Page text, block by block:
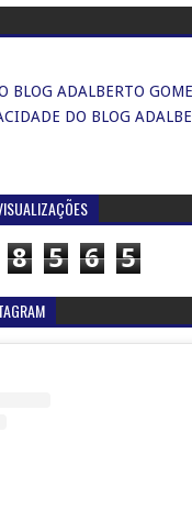
BLOG ADALBERTO
DO BLOG
8 5 6 5